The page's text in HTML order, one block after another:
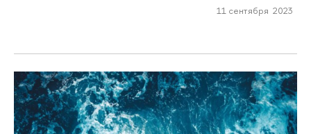
11 сентября 2023